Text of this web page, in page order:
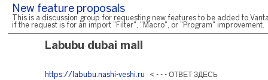
New feature proposals
This is a discussion group for requesting new features to be added to
if the request is for an import "Filter", "Macro", or "Program" improvement.
Labubu dubai mall
https://labubu.nashi-veshi.ru < - - - ОТВЕТ ЗДЕСЬ